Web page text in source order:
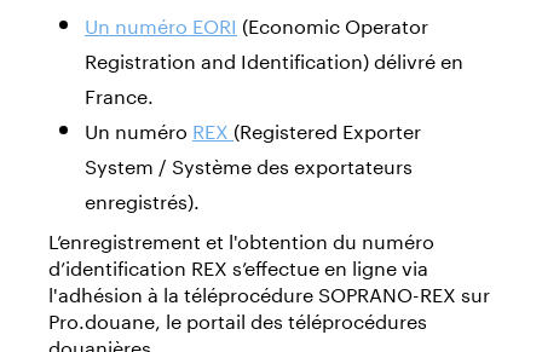
Un numéro EORI (Economic Operator
Registration and Identification) délivré en
France.
Un numéro REX (Registered Exporter
System / Système des exportateurs
enregistrés).
L’enregistrement et l'obtention du numéro
d’identification REX s’effectue en ligne via
l'adhésion à la téléprocédure SOPRANO-REX sur
Pro.douane, le portail des téléprocédures
douanières.